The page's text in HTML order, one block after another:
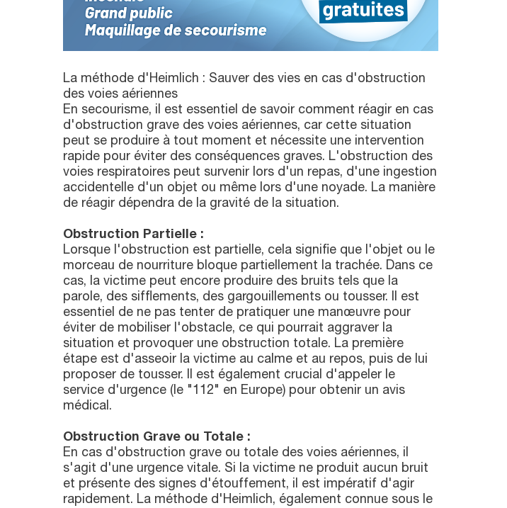
La méthode d'Heimlich : Sauver des vies en cas d'obstruction
des voies aériennes
En secourisme, il est essentiel de savoir comment réagir en cas
d'obstruction grave des voies aériennes, car cette situation
peut se produire à tout moment et nécessite une intervention
rapide pour éviter des conséquences graves. L'obstruction des
voies respiratoires peut survenir lors d'un repas, d'une ingestion
accidentelle d'un objet ou même lors d'une noyade. La manière
de réagir dépendra de la gravité de la situation.
Obstruction Partielle :
Lorsque l'obstruction est partielle, cela signifie que l'objet ou le
morceau de nourriture bloque partiellement la trachée. Dans ce
cas, la victime peut encore produire des bruits tels que la
parole, des sifflements, des gargouillements ou tousser. Il est
essentiel de ne pas tenter de pratiquer une manœuvre pour
éviter de mobiliser l'obstacle, ce qui pourrait aggraver la
situation et provoquer une obstruction totale. La première
étape est d'asseoir la victime au calme et au repos, puis de lui
proposer de tousser. Il est également crucial d'appeler le
service d'urgence (le "112" en Europe) pour obtenir un avis
médical.
Obstruction Grave ou Totale :
En cas d'obstruction grave ou totale des voies aériennes, il
s'agit d'une urgence vitale. Si la victime ne produit aucun bruit
et présente des signes d'étouffement, il est impératif d'agir
rapidement. La méthode d'Heimlich, également connue sous le